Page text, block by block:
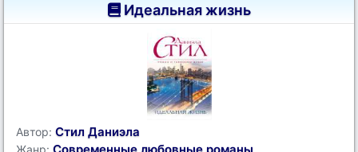
Идеальная жизнь
Автор: Стил Даниэла
Жанр: